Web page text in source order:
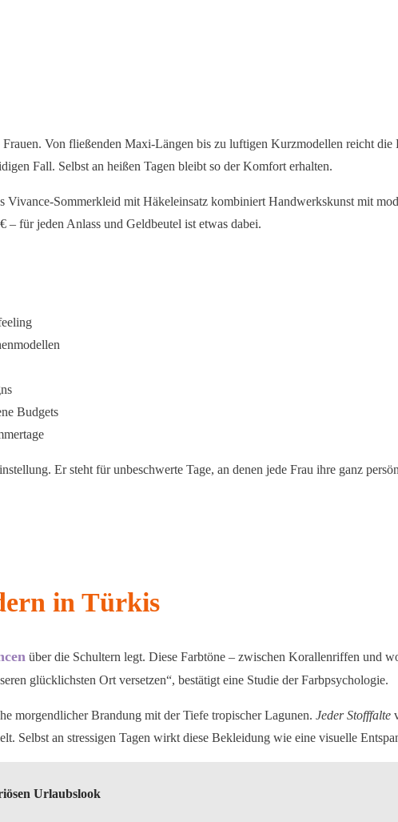
Von fließenden Maxi-Längen bis zu luftigen Kurzmodellen reicht die
Fall. Selbst an heißen Tagen bleibt so der Komfort erhalten.
Sommerkleid mit Häkeleinsatz kombiniert Handwerkskunst mit
für jeden Anlass und Geldbeutel ist etwas dabei.
Budgets
Er steht für unbeschwerte Tage, an denen jede Frau ihre ganz
in Türkis
über die Schultern legt. Diese Farbtöne – zwischen Korallenriffen und
glücklichsten Ort versetzen“, bestätigt eine Studie der Farbpsychologie.
morgendlicher Brandung mit der Tiefe tropischer Lagunen. Jeder Stofffalte
Selbst an stressigen Tagen wirkt diese Bekleidung wie eine visuelle
Urlaubslook